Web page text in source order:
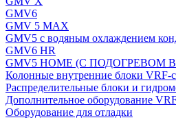
GMV6
GMV 5 MAX
GMV5 с водяным охлаждением
GMV6 HR
GMV5 HOME (С ПОДОГРЕВОМ
Колонные внутренние блоки VRF-
Распределительные блоки и
Дополнительное оборудование
Оборудование для отладки